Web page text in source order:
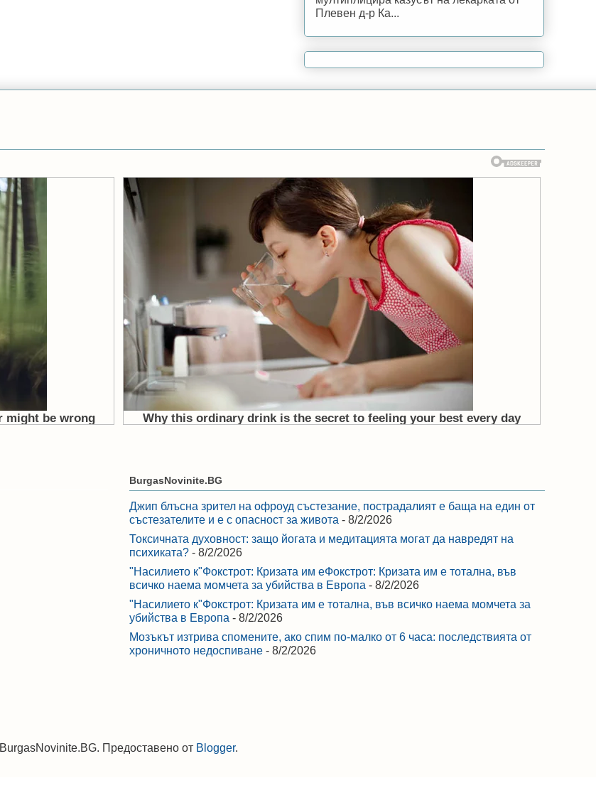
Плевен д-р Ка...
BurgasNovinite.BG
Джип блъсна зрител на офроуд състезание, пострадалият е баща на един от
състезателите и е с опасност за живота - 8/2/2026
Токсичната духовност: защо йогата и медитацията могат да навредят на
психиката? - 8/2/2026
"Насилието к"Фокстрот: Кризата им еФокстрот: Кризата им е тотална, във
всичко наема момчета за убийства в Европа - 8/2/2026
"Насилието к"Фокстрот: Кризата им е тотална, във всичко наема момчета за
убийства в Европа - 8/2/2026
Мозъкът изтрива спомените, ако спим по-малко от 6 часа: последствията от
хроничното недоспиване - 8/2/2026
BurgasNovinite.BG. Предоставено от Blogger.